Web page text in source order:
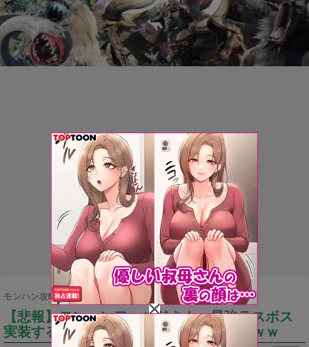
モンハン攻略まとめ隊 > ネタ・雑談
【悲報】モンハンワールドさん、最強ラスボス
実装するのも一週間すら持てなかったｗｗｗ